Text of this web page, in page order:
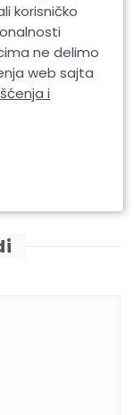
za filter ulja
korisničko
ne delimo
web sajta
i